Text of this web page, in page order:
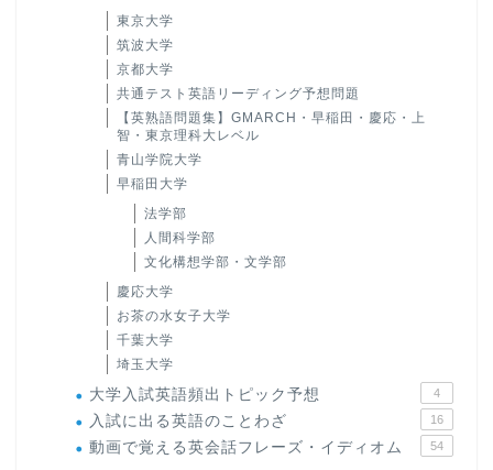
東京大学
筑波大学
京都大学
共通テスト英語リーディング予想問題
【英熟語問題集】GMARCH・早稲田・慶応・上
智・東京理科大レベル
青山学院大学
早稲田大学
法学部
人間科学部
文化構想学部・文学部
慶応大学
お茶の水女子大学
千葉大学
埼玉大学
大学入試英語頻出トピック予想 4
入試に出る英語のことわざ 16
動画で覚える英会話フレーズ・イディオム 54